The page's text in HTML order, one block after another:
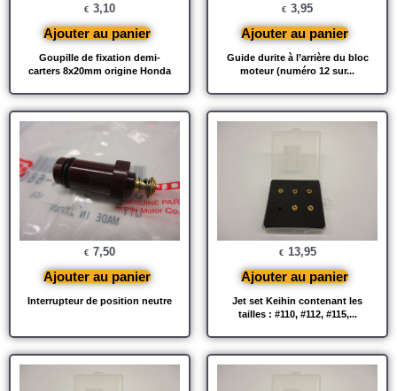
Goupille de fixation demi-
carters 8x20mm origine Honda
€ 3,10
Ajouter au panier
Guide durite à l’arrière du bloc
moteur (numéro 12 sur...
€ 3,95
Ajouter au panier
Interrupteur de position neutre
€ 7,50
Ajouter au panier
Jet set Keihin contenant les
tailles : #110, #112, #115,...
€ 13,95
Ajouter au panier